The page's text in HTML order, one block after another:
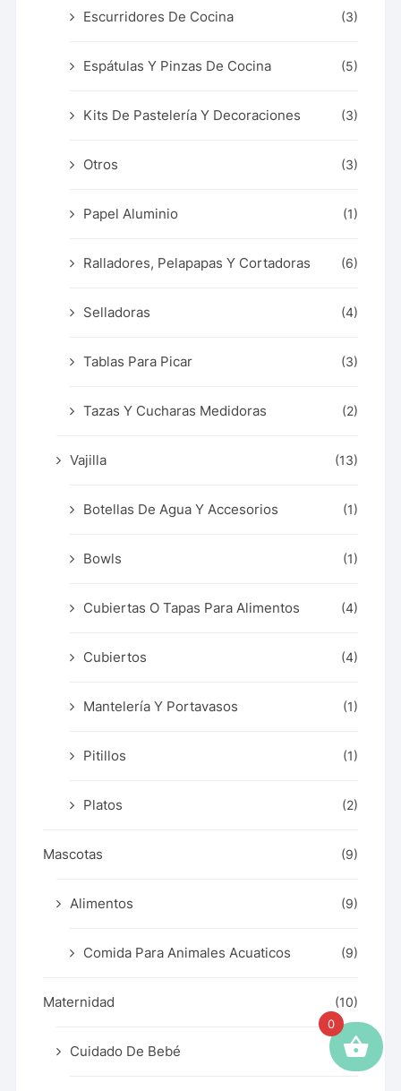
Escurridores De Cocina (3)
Espátulas Y Pinzas De Cocina (5)
Kits De Pastelería Y Decoraciones (3)
Otros (3)
Papel Aluminio (1)
Ralladores, Pelapapas Y Cortadoras (6)
Selladoras (4)
Tablas Para Picar (3)
Tazas Y Cucharas Medidoras (2)
Vajilla (13)
Botellas De Agua Y Accesorios (1)
Bowls (1)
Cubiertas O Tapas Para Alimentos (4)
Cubiertos (4)
Mantelería Y Portavasos (1)
Pitillos (1)
Platos (2)
Mascotas (9)
Alimentos (9)
Comida Para Animales Acuaticos (9)
Maternidad (10)
Cuidado De Bebé (1)
0